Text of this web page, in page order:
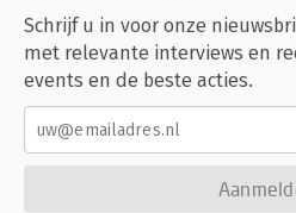
Schrijf u in voor onze
met relevante interviews en
events en de beste acties.